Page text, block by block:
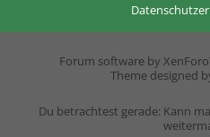
Forum software by
Theme designed
Du betrachtest gerade: Kann